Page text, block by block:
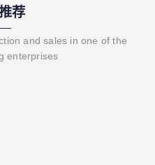
荐
and sales in one of the
enterprises